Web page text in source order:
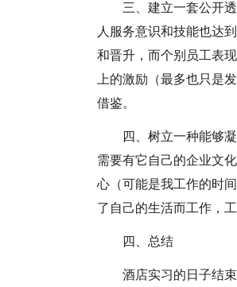
三、建立一套公开
人服务意识和技能也达
和晋升，而个别员工表
上的激励（最多也只是
借鉴。
四、树立一种能够
需要有它自己的企业文
心（可能是我工作的时
了自己的生活而工作，
四、总结
酒店实习的日子结